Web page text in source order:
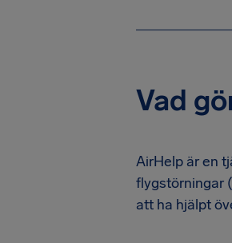
Vad
AirHelp är en
flygstörningar
att ha hjälpt